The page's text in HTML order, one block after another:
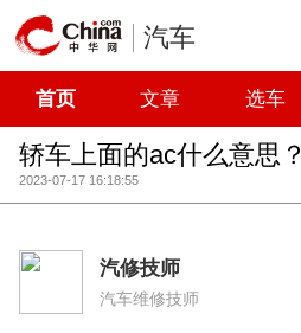
汽车
首页 文章 选车
轿车上面的ac什么意思？
2023-07-17 16:18:55
汽修技师
汽车维修技师